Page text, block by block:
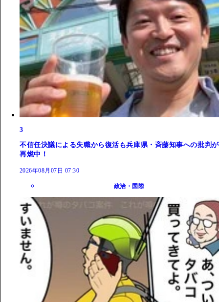
3
不信任決議による失職から復活も兵庫県・斉藤知事への批判が
再燃中！
2026年08月07日 07:30
政治・国際